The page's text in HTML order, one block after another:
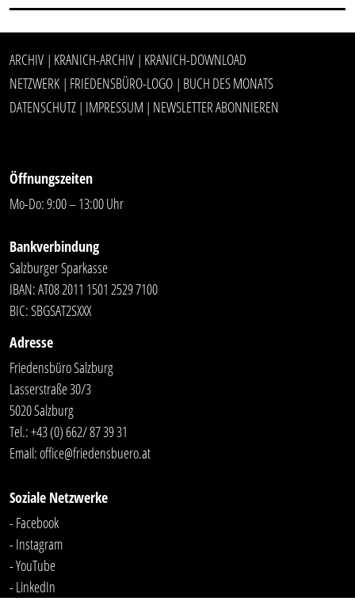
ARCHIV | KRANICH-ARCHIV | KRANICH-DOWNLOAD
NETZWERK | FRIEDENSBÜRO-LOGO | BUCH DES MONATS
DATENSCHUTZ | IMPRESSUM | NEWSLETTER ABONNIEREN
Öffnungszeiten
Mo-Do: 9:00 – 13:00 Uhr
Bankverbindung
Salzburger Sparkasse
IBAN: AT08 2011 1501 2529 7100
BIC: SBGSAT2SXXX
Adresse
Friedensbüro Salzburg
Lasserstraße 30/3
5020 Salzburg
Tel.:+43 (0) 662/ 87 39 31
Email:office@friedensbuero.at
Soziale Netzwerke
- Facebook
- Instagram
- YouTube
- LinkedIn